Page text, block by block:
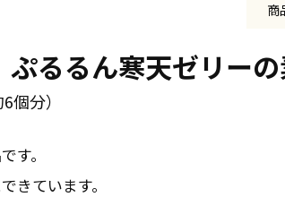
天 寒天デザート
きるまで
・沿革
るるん寒天ゼリー
分）
商
す。
きています。